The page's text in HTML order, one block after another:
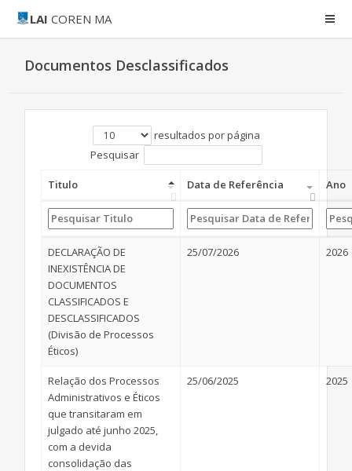
LAI COREN MA
Documentos Desclassificados
resultados por página
Pesquisar
Titulo Data de Referência Ano
DECLARAÇÃO DE
INEXISTÊNCIA DE
DOCUMENTOS
CLASSIFICADOS E
DESCLASSIFICADOS
(Divisão de Processos
Éticos)
25/07/2026 2026
Relação dos Processos
Administrativos e Éticos
que transitaram em
julgado até junho 2025,
com a devida
consolidação das
25/06/2025 2025